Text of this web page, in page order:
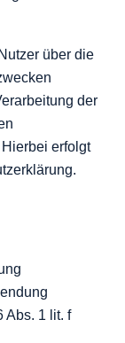
über die
der
erfolgt
Abs. 1 lit. f